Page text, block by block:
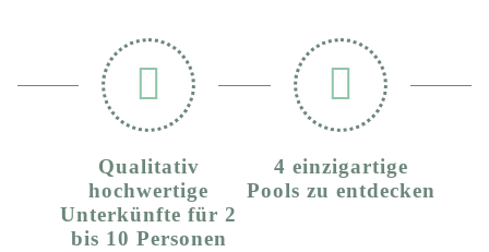
Qualitativ
hochwertige
Unterkünfte für 2
bis 10 Personen
4 einzigartige
Pools zu entdecken